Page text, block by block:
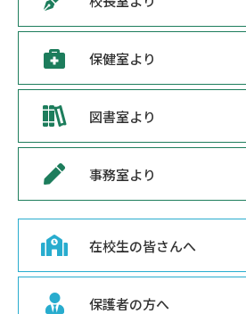
保健室より
図書室より
事務室より
在校生の皆さんへ
保護者の方へ